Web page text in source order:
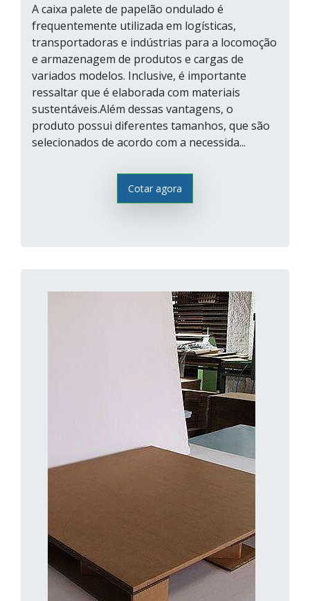
A caixa palete de papelão ondulado é
frequentemente utilizada em logísticas,
transportadoras e indústrias para a locomoção
e armazenagem de produtos e cargas de
variados modelos. Inclusive, é importante
ressaltar que é elaborada com materiais
sustentáveis.Além dessas vantagens, o
produto possui diferentes tamanhos, que são
selecionados de acordo com a necessida...
Cotar agora